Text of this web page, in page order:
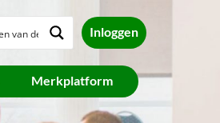
Inloggen
Merkplatform